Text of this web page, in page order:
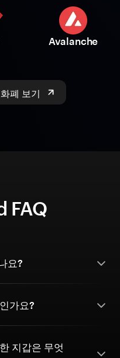
Avalanche
폐 보기
FAQ
요?
가요?
지갑은 무엇